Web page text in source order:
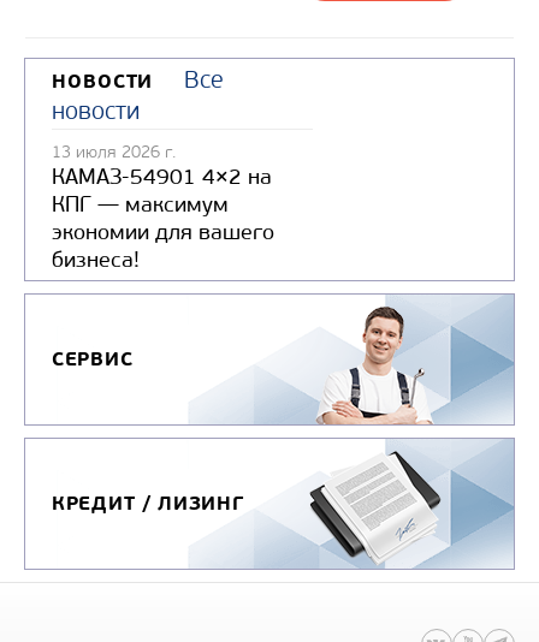
НОВОСТИ
Все
новости
13 июля 2026 г.
КАМАЗ-54901 4×2 на
КПГ — максимум
экономии для вашего
бизнеса!
СЕРВИС
КРЕДИТ / ЛИЗИНГ